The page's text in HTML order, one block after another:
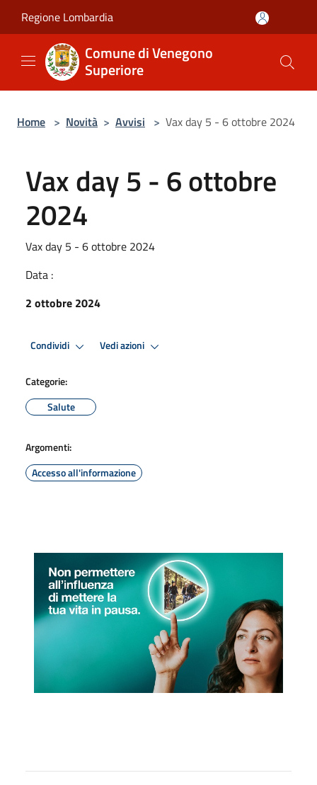
Regione Lombardia
Comune di Venegono
Superiore
Home > Novità > Avvisi > Vax day 5 - 6 ottobre 2024
Vax day 5 - 6 ottobre
2024
Vax day 5 - 6 ottobre 2024
Data :
2 ottobre 2024
Condividi Vedi azioni
Categorie:
Salute
Argomenti:
Accesso all'informazione